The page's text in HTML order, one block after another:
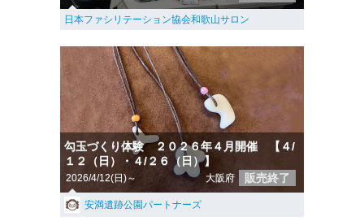
日本ファシリテーション協会和歌山サロン
勾玉づくり体験 ２０２６年４月開催 【４/
１２（日）・４/２６（日）】
2026/4/12(日)～ 大阪府 販売終了
安満遺跡公園パートナーズ